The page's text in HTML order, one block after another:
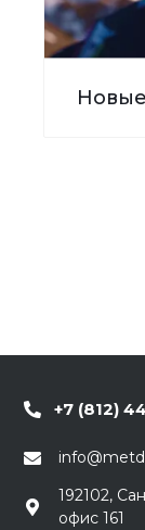
+7 (812)
192102,
офис 161